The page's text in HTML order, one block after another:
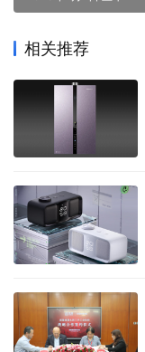
相关推荐